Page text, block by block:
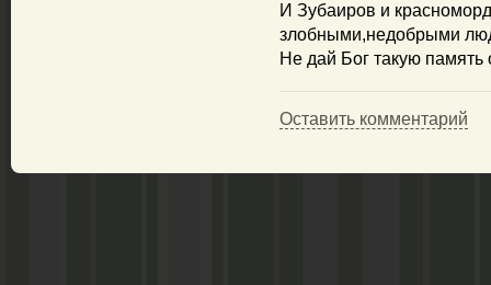
И Зубаиров и
злобными,недобрыми
Не дай Бог такую память
Оставить комментарий